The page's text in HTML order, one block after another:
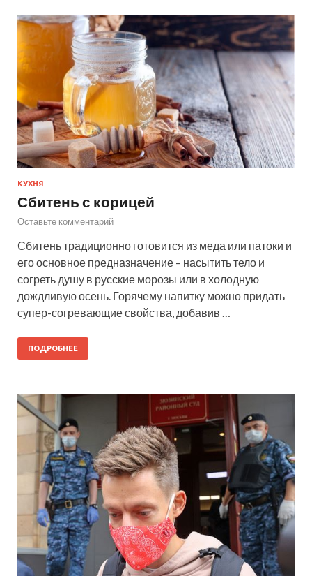
КУХНЯ
Сбитень с корицей
Оставьте комментарий
Сбитень традиционно готовится из меда или патоки и
его основное предназначение – насытить тело и
согреть душу в русские морозы или в холодную
дождливую осень. Горячему напитку можно придать
супер-согревающие свойства, добавив …
ПОДРОБНЕЕ